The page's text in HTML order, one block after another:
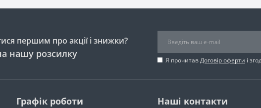
першим про акції і знижки?
нашу розсилку
Я прочитавДоговір оферти і
Графік роботи Наші контакти